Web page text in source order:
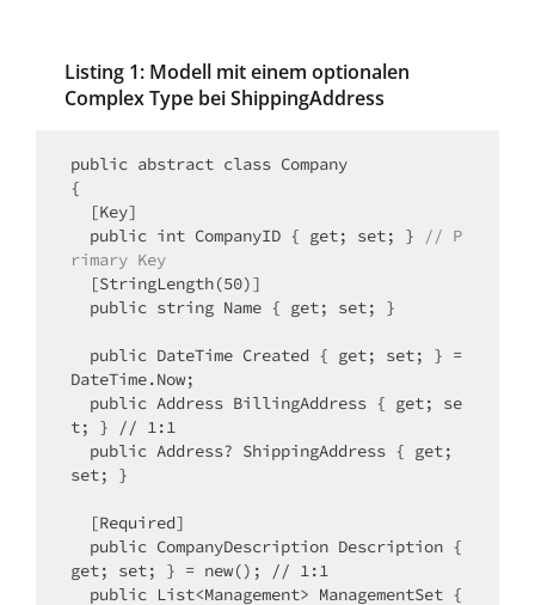
Listing 1: Modell mit einem optionalen
Complex Type bei ShippingAddress
public abstract class Company
{
  public int CompanyID { get; set; }
// P
rimary Key
DateTime.Now;
t; } // 1:1
set; }
get; set; } = new(); // 1:1